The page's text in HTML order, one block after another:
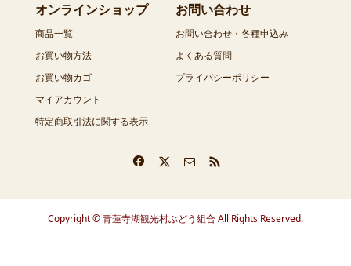
オンラインショップ
商品一覧
お買い物方法
お買い物カゴ
マイアカウント
特定商取引法に関する表示
お問い合わせ
お問い合わせ・各種申込み
よくある質問
プライバシーポリシー
Copyright © 青蓮寺湖観光村ぶどう組合 All Rights Reserved.